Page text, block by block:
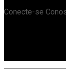
Conecte-se